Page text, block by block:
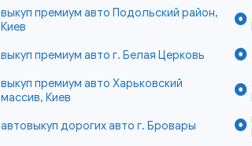
выкуп премиум авто Подольский район,
Киев
выкуп премиум авто г. Белая Церковь
выкуп премиум авто Харьковский
массив, Киев
автовыкуп дорогих авто г. Бровары